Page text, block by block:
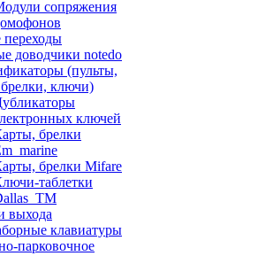
сопряжения
переходы
доводчики notedo
(пульты,
ключи)
ключей
брелки
брелки Mifare
таблетки
выхода
клавиатуры
парковочное